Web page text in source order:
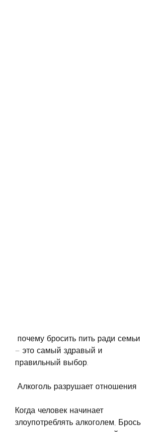
– это самый здравый и
правильный выбор.
Алкоголь разрушает отношения
Когда человек начинает
злоупотреблять алкоголем, Брось